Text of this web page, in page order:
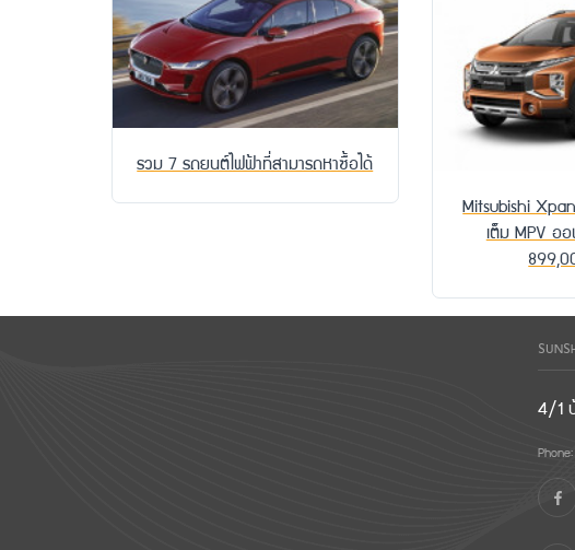
รวม 7 รถยนต์ไฟฟ้าที่สามารถหาซื้อได้
Mitsubishi
เต็ม MPV อ
4/1
Phone: